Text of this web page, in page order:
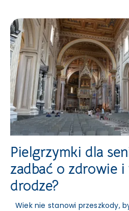
Pielgrzymki dla
zadbać o zdrowie
drodze?
Wiek nie stanowi przeszkody,